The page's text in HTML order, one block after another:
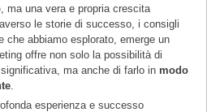
, ma una vera e propria crescita
le storie di successo, i consigli
che abbiamo esplorato, emerge un
offre non solo la possibilità di
ma anche di farlo in modo
esperienza e successo